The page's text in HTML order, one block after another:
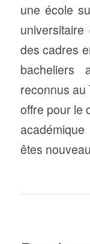
une école
des cadres
reconnus au
offre pour le
êtes